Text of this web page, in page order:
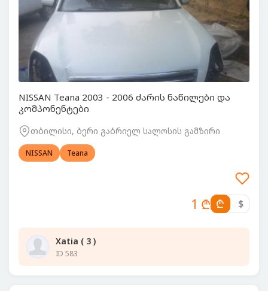
NISSAN Teana 2003 - 2006 ძარის ნაწილები და
კომპონენტები
თბილისი, ბერი გაბრიელ სალოსის გამზირი
NISSAN Teana
1 ₾ ₾ $
Xatia ( 3 )
ID 583